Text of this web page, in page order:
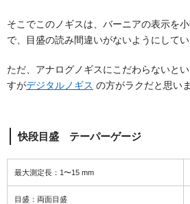
そこでこのノギスは、バーニアの表示を
で、目盛の読み間違いがないようにしてい
ただ、アナログノギスにこだわらないと
すがデジタルノギス の方がラクだと思いま
快段目盛 テーパーゲージ
最大測定長：1〜15 mm
目盛：両面目盛